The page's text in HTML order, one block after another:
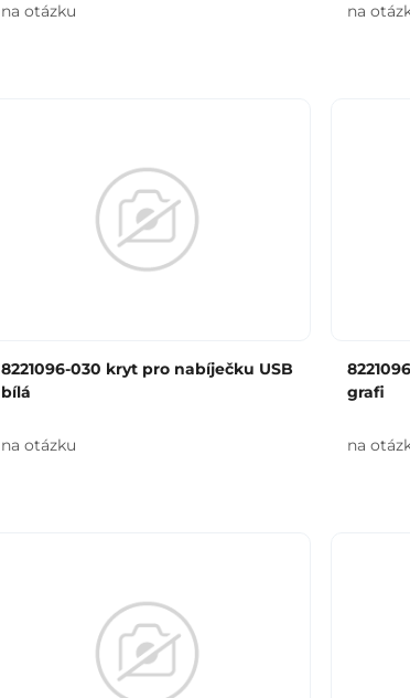
na otázku na
8221096-030 kryt pro nabíječku USB
bílá
na otázku
grafi
na